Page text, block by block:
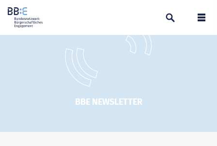
Suchen
BBE NEWSLETTER